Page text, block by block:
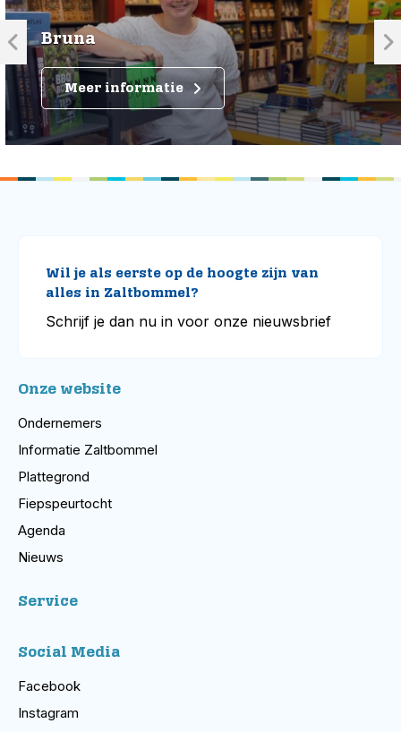
Bruna
Meer informatie
Wil je als eerste op de hoogte zijn van
alles in Zaltbommel?
Schrijf je dan nu in voor onze nieuwsbrief
Onze website
Ondernemers
Informatie Zaltbommel
Plattegrond
Fiepspeurtocht
Agenda
Nieuws
Service
Social Media
Facebook
Instagram